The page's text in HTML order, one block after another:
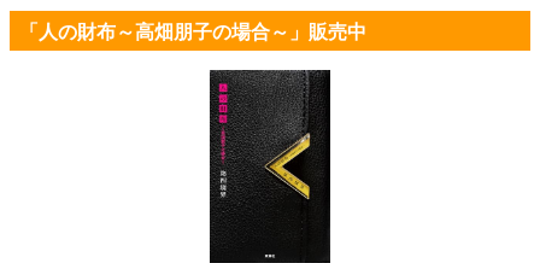
「人の財布～高畑朋子の場合～」販売中